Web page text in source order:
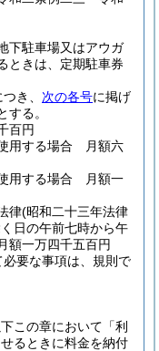
下駐車場又はアウガ
ときは、定期駐車券
き、 次の各号に掲げ
する。
百円
用する場合 月額六
用する場合 月額一
律(昭和二十三年法律
日の午前七時から午
額一万四千五百円
要な事項は、規則で
この章において「利
るときに料金を納付